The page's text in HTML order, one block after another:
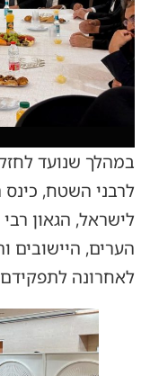
במהלך שנועד
לרבני השטח, כינס
לישראל, הגאון
הערים, היישובים
לאחרונה